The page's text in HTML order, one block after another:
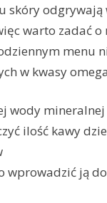
skóry
warto zadać
menu
w kwasy
wody
ilość kawy
wprowadzić ją